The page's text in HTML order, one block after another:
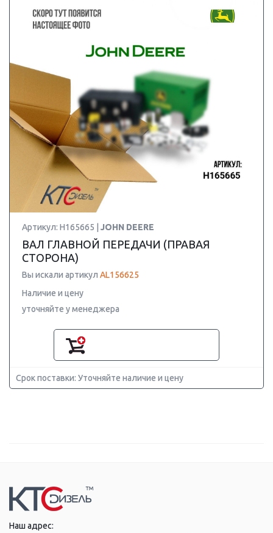
Артикул: H165665 | JOHN DEERE
ВАЛ ГЛАВНОЙ ПЕРЕДАЧИ (ПРАВАЯ
СТОРОНА)
Вы искали артикул AL156625
Наличие и цену
уточняйте у менеджера
Срок поставки: Уточняйте наличие и цену
Наш адрес: